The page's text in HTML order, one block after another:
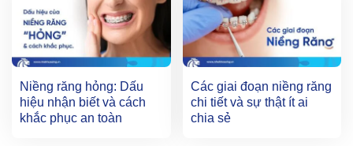
Niềng răng hỏng: Dấu
hiệu nhận biết và cách
khắc phục an toàn
Các giai đoạn niềng răng
chi tiết và sự thật ít ai
chia sẻ